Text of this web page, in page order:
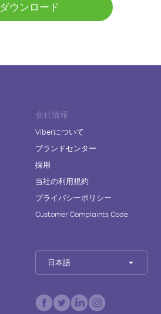
ダウンロード
会社情報
Viberについて
ブランドセンター
採用
当社の利用規約
プライバシーポリシー
Customer Complaints Code
日本語